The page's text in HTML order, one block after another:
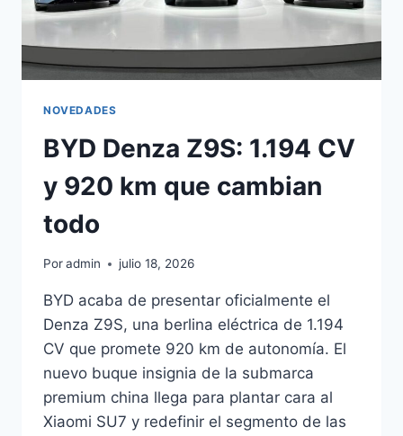
NOVEDADES
BYD Denza Z9S: 1.194 CV
y 920 km que cambian
todo
Poradmin julio 18, 2026
BYD acaba de presentar oficialmente el
Denza Z9S, una berlina eléctrica de 1.194
CV que promete 920 km de autonomía. El
nuevo buque insignia de la submarca
premium china llega para plantar cara al
Xiaomi SU7 y redefinir el segmento de las